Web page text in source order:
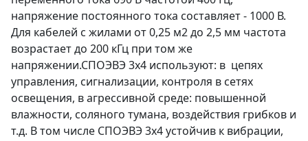
напряжение постоянного тока составляет - 1000 В.
Для кабелей с жилами от 0,25 м2 до 2,5 мм частота
возрастает до 200 кГц при том же
напряжении.СПОЭВЭ 3х4 используют: в цепях
управления, сигнализации, контроля в сетях
освещения, в агрессивной среде: повышенной
влажности, соляного тумана, воздействия грибков и
т.д. В том числе СПОЭВЭ 3х4 устойчив к вибрации,